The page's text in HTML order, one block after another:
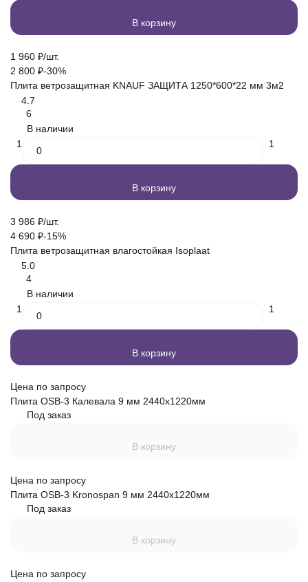
В корзину
1 960 ₽/шт.
2 800 ₽-30%
Плита ветрозащитная KNAUF ЗАЩИТА 1250*600*22 мм 3м2
4.7
6
В наличии
1
1
В корзину
3 986 ₽/шт.
4 690 ₽-15%
Плита ветрозащитная влагостойкая Isoplaat
5.0
4
В наличии
1
1
В корзину
Цена по запросу
Плита OSB-3 Калевала 9 мм 2440х1220мм
Под заказ
В корзину
Цена по запросу
Плита OSB-3 Kronospan 9 мм 2440х1220мм
Под заказ
В корзину
Цена по запросу